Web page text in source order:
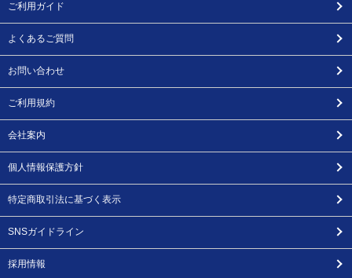
ご利用ガイド
よくあるご質問
お問い合わせ
ご利用規約
会社案内
個人情報保護方針
特定商取引法に基づく表示
SNSガイドライン
採用情報